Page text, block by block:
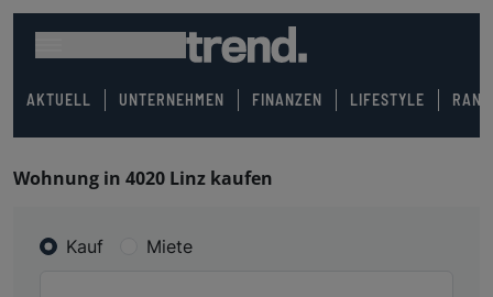
AKTUELL UNTERNEHMEN FINANZEN LIFESTYLE
Wohnung in 4020 Linz kaufen
Kauf Miete